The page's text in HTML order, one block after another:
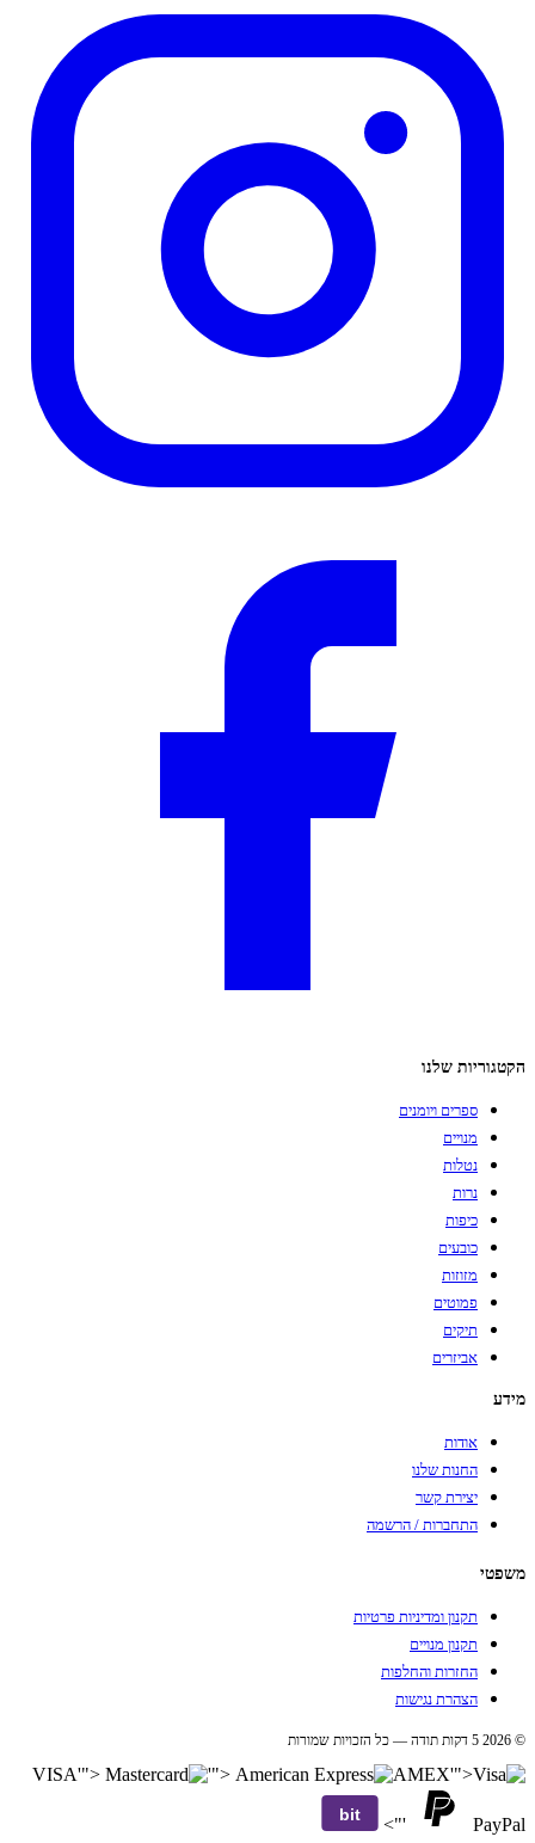
הקטגוריות שלנו
ספרים ויומנים
מנויים
נטלות
נרות
כיפות
כובעים
מזוזות
פמוטים
תיקים
אביזרים
מידע
אודות
החנות שלנו
יצירת קשר
התחברות / הרשמה
משפטי
תקנון ומדיניות פרטיות
תקנון מנויים
החזרות והחלפות
הצהרת נגישות
© 2026 5 דקות תודה — כל הזכויות שמורות
VISA'"> '"> AMEX'">
PayPal
'">
bit